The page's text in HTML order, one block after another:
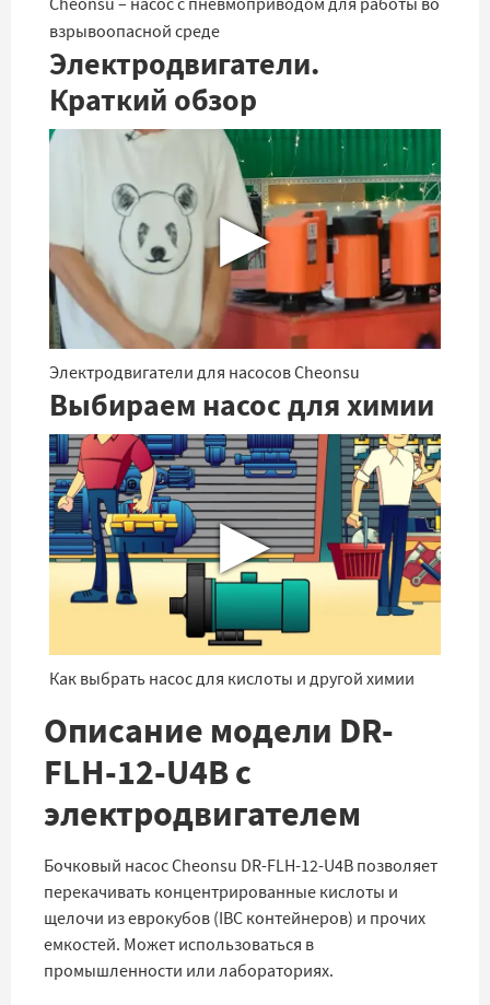
взрывоопасной среде
Электродвигатели.
Краткий обзор
▶
Электродвигатели для насосов Cheonsu
Выбираем насос для химии
▶
Как выбрать насос для кислоты и другой химии
Описание модели DR-
FLH-12-U4B с
электродвигателем
Бочковый насос Cheonsu DR-FLH-12-U4B позволяет
перекачивать концентрированные кислоты и
щелочи из еврокубов (IBC контейнеров) и прочих
емкостей. Может использоваться в
промышленности или лабораториях.